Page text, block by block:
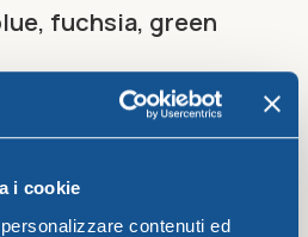
i cookie
contenuti ed
fuchsia, green